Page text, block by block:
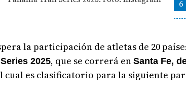
6
la participación de atletas de 20
2025, que se correrá en Santa Fe,
cual es clasificatorio para la siguiente